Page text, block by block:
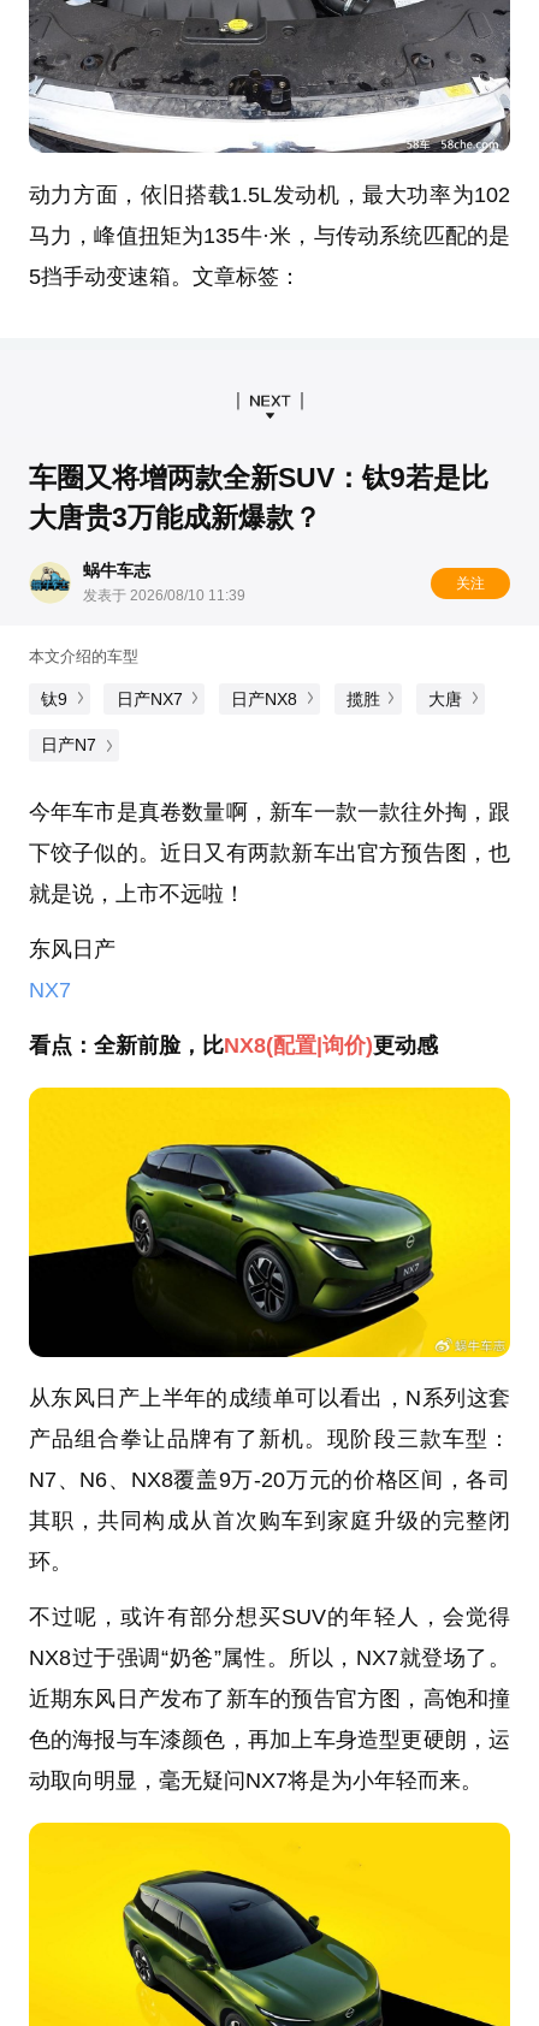
动力方面，依旧搭载1.5L发动机，最大功率为102
马力，峰值扭矩为135牛·米，与传动系统匹配的是
5挡手动变速箱。文章标签：
车圈又将增两款全新SUV：钛9若是比
大唐贵3万能成新爆款？
蜗牛车志
发表于 2026/08/10 11:39
关注
本文介绍的车型
钛9 日产NX7 日产NX8 揽胜 大唐
日产N7
今年车市是真卷数量啊，新车一款一款往外掏，跟
下饺子似的。近日又有两款新车出官方预告图，也
就是说，上市不远啦！
东风日产
NX7
看点：全新前脸，比NX8(配置|询价)更动感
从东风日产上半年的成绩单可以看出，N系列这套
产品组合拳让品牌有了新机。现阶段三款车型：
N7、N6、NX8覆盖9万-20万元的价格区间，各司
其职，共同构成从首次购车到家庭升级的完整闭
环。
不过呢，或许有部分想买SUV的年轻人，会觉得
NX8过于强调“奶爸”属性。所以，NX7就登场了。
近期东风日产发布了新车的预告官方图，高饱和撞
色的海报与车漆颜色，再加上车身造型更硬朗，运
动取向明显，毫无疑问NX7将是为小年轻而来。